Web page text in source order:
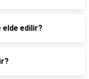
elde edilir?